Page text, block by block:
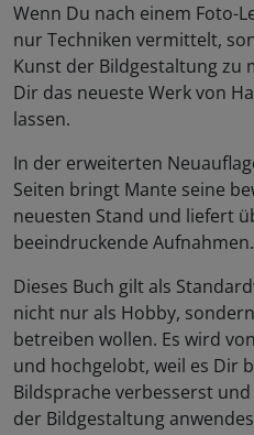
Wenn Du nach einem Foto-
nur Techniken vermittelt,
Kunst der Bildgestaltung zu
Dir das neueste Werk von
lassen.
In der erweiterten
Seiten bringt Mante seine
neuesten Stand und liefert
beeindruckende Aufnahmen.
Dieses Buch gilt als
nicht nur als Hobby,
betreiben wollen. Es wird
und hochgelobt, weil es Dir
Bildsprache verbesserst
der Bildgestaltung